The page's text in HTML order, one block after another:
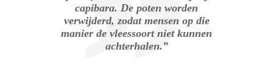
capibara. De poten worden
verwijderd, zodat mensen op die
manier de vleessoort niet kunnen
achterhalen.”